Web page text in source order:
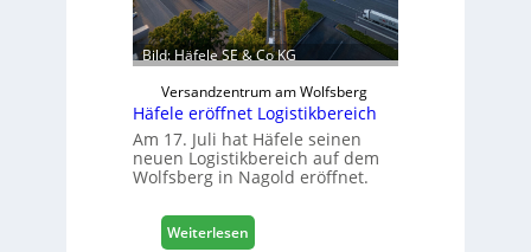
b
a
u
d
i
g
i
t
i
Bild: Häfele SE & Co KG
Versandzentrum am Wolfsberg
Häfele eröffnet Logistikbereich
Am 17. Juli hat Häfele seinen
neuen Logistikbereich auf dem
Wolfsberg in Nagold eröffnet.
Weiterlesen: